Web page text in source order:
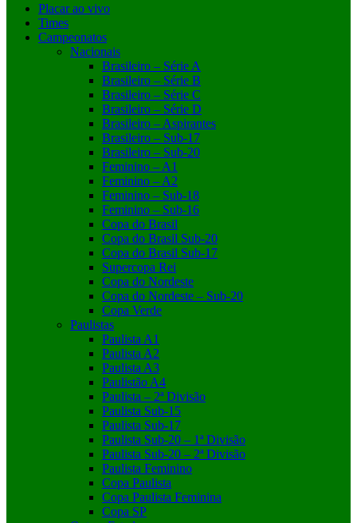
Placar ao vivo
Times
Campeonatos
Nacionais
Brasileiro – Série A
Brasileiro – Série B
Brasileiro – Série C
Brasileiro – Série D
Brasileiro – Aspirantes
Brasileiro – Sub-17
Brasileiro – Sub-20
Feminino – A1
Feminino – A2
Feminino – Sub-18
Feminino – Sub-16
Copa do Brasil
Copa do Brasil Sub-20
Copa do Brasil Sub-17
Supercopa Rei
Copa do Nordeste
Copa do Nordeste – Sub-20
Copa Verde
Paulistas
Paulista A1
Paulista A2
Paulista A3
Paulistão A4
Paulista – 2ª Divisão
Paulista Sub-15
Paulista Sub-17
Paulista Sub-20 – 1ª Divisão
Paulista Sub-20 – 2ª Divisão
Paulista Feminino
Copa Paulista
Copa Paulista Feminina
Copa SP